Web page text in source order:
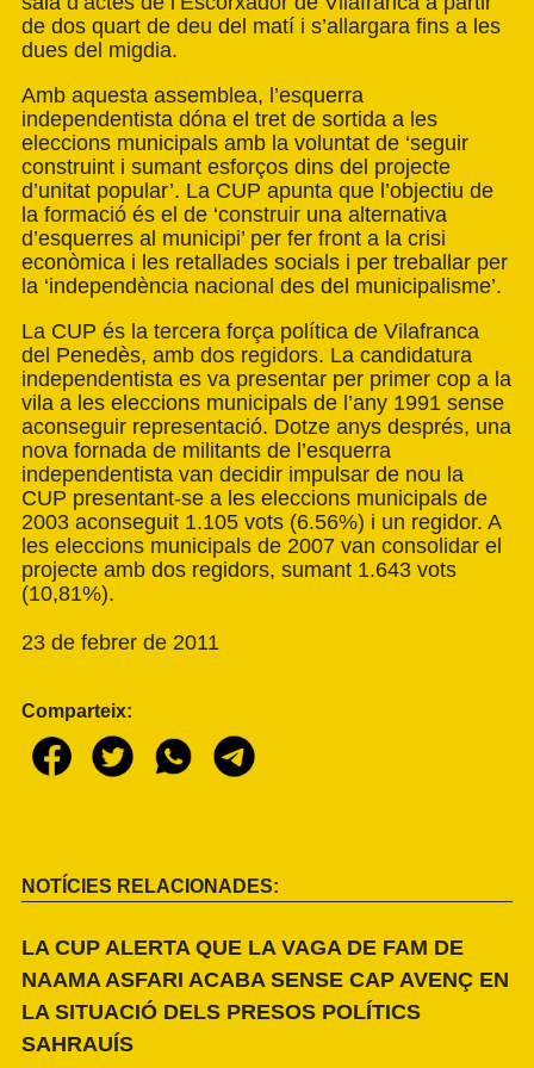
de dos quart de deu del matí i s’allargara fins a les
dues del migdia.
Amb aquesta assemblea, l’esquerra
independentista dóna el tret de sortida a les
eleccions municipals amb la voluntat de ‘seguir
construint i sumant esforços dins del projecte
d’unitat popular’. La CUP apunta que l’objectiu de
la formació és el de ‘construir una alternativa
d’esquerres al municipi’ per fer front a la crisi
econòmica i les retallades socials i per treballar per
la ‘independència nacional des del municipalisme’.
La CUP és la tercera força política de Vilafranca
del Penedès, amb dos regidors. La candidatura
independentista es va presentar per primer cop a la
vila a les eleccions municipals de l’any 1991 sense
aconseguir representació. Dotze anys després, una
nova fornada de militants de l’esquerra
independentista van decidir impulsar de nou la
CUP presentant-se a les eleccions municipals de
2003 aconseguit 1.105 vots (6.56%) i un regidor. A
les eleccions municipals de 2007 van consolidar el
projecte amb dos regidors, sumant 1.643 vots
(10,81%).
23 de febrer de 2011
Comparteix:
NOTÍCIES RELACIONADES:
LA CUP ALERTA QUE LA VAGA DE FAM DE
NAAMA ASFARI ACABA SENSE CAP AVENÇ EN
LA SITUACIÓ DELS PRESOS POLÍTICS
SAHRAUÍS